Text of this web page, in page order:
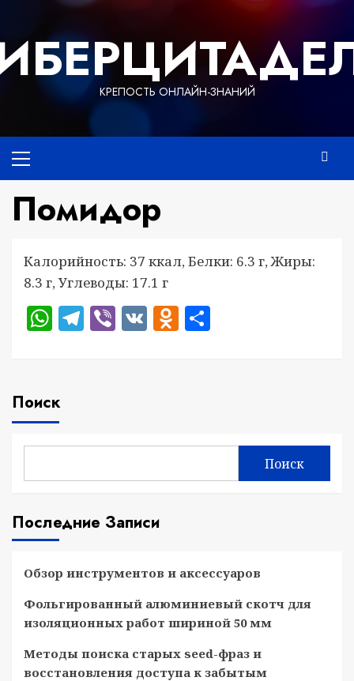
содержимому
КРЕПОСТЬ ОНЛАЙН-ЗНАНИЙ
меню
Помидор
Калорийность: 37 ккал, Белки: 6.3 г, Жиры:
8.3 г, Углеводы: 17.1 г
WhatsApp
Telegram
Viber
VKOdnoklassniki
Поиск
Поиск
Последние Записи
Обзор инструментов и аксессуаров
Фольгированный алюминиевый скотч для
изоляционных работ шириной 50 мм
Методы поиска старых seed-фраз и
восстановления доступа к забытым